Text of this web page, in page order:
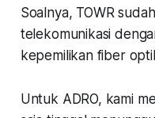
Soalnya, TOWR
telekomunikasi
kepemilikan fiber
Untuk ADRO, kami